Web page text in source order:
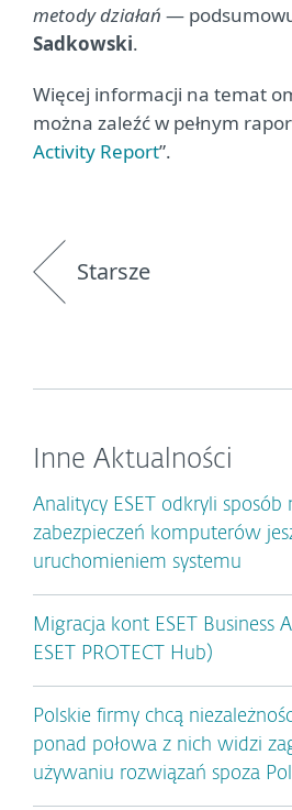
metody działań —
Sadkowski.
Więcej informacji na temat
można zaleźć w pełnym
Activity Report”.
Starsze
Inne Aktualności
Analitycy ESET odkryli sposób
zabezpieczeń komputerów
uruchomieniem systemu
Migracja kont ESET Business
ESET PROTECT Hub)
Polskie firmy chcą
ponad połowa z nich widzi
używaniu rozwiązań spoza